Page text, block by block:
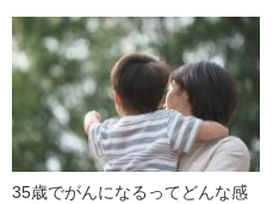
35歳でがんになるってどんな感